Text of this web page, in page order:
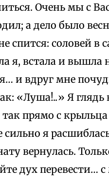
Очень мы с
а дело было
спится: соловей в
я, встала и вышла
и вдруг мне
«Луша!..» Я глядь
прямо с
я
вернулась.
дух перевести…